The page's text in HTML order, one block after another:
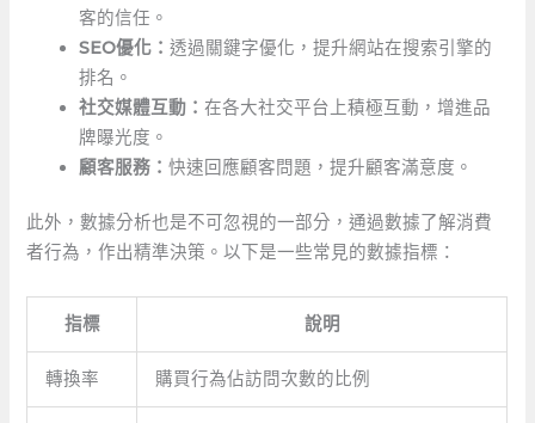
客的信任。
SEO優化：透過關鍵字優化，提升網站在搜索引擎的
排名。
社交媒體互動：在各大社交平台上積極互動，增進品
牌曝光度。
顧客服務：快速回應顧客問題，提升顧客滿意度。
此外，數據分析也是不可忽視的一部分，通過數據了解消費
者行為，作出精準決策。以下是一些常見的數據指標：
指標 說明
轉換率 購買行為佔訪問次數的比例